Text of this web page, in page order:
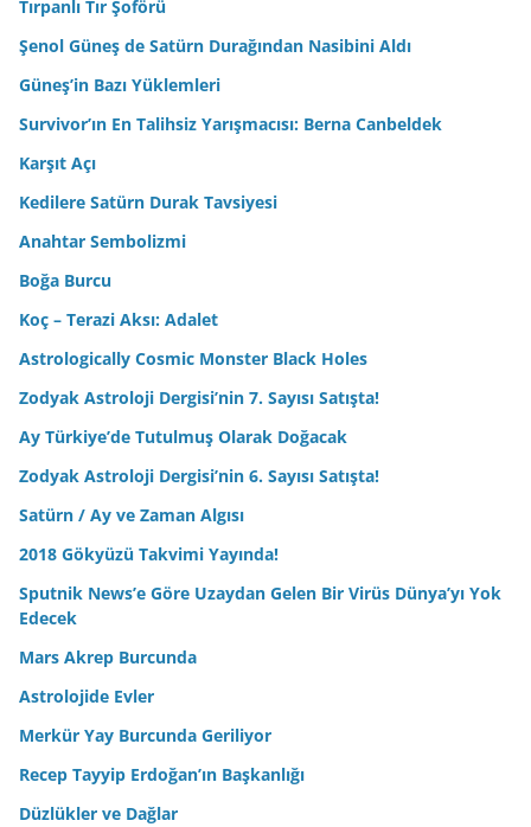
Tırpanlı Tır Şoförü
Şenol Güneş de Satürn Durağından Nasibini Aldı
Güneş’in Bazı Yüklemleri
Survivor’ın En Talihsiz Yarışmacısı: Berna Canbeldek
Karşıt Açı
Kedilere Satürn Durak Tavsiyesi
Anahtar Sembolizmi
Boğa Burcu
Koç – Terazi Aksı: Adalet
Astrologically Cosmic Monster Black Holes
Zodyak Astroloji Dergisi’nin 7. Sayısı Satışta!
Ay Türkiye’de Tutulmuş Olarak Doğacak
Zodyak Astroloji Dergisi’nin 6. Sayısı Satışta!
Satürn / Ay ve Zaman Algısı
2018 Gökyüzü Takvimi Yayında!
Sputnik News’e Göre Uzaydan Gelen Bir Virüs Dünya’yı Yok
Edecek
Mars Akrep Burcunda
Astrolojide Evler
Merkür Yay Burcunda Geriliyor
Recep Tayyip Erdoğan’ın Başkanlığı
Düzlükler ve Dağlar